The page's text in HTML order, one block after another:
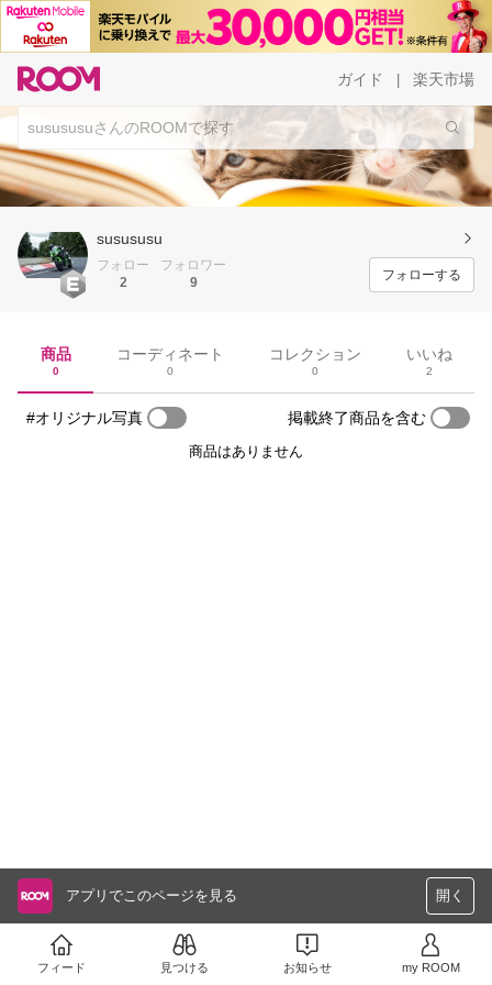
ガイド 楽天市場
susususu
フォロー
2
フォロワー
9
フォローする
商品
0
コーディネート
0
コレクション
0
いいね
2
#オリジナル写真 掲載終了商品を含む
商品はありません
アプリでこのページを見る 開く
フィード 見つける お知らせ my ROOM